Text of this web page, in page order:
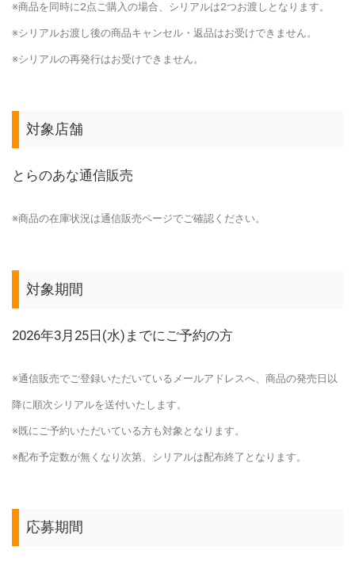
※商品を同時に2点ご購入の場合、シリアルは2つお渡しとなります。
※シリアルお渡し後の商品キャンセル・返品はお受けできません。
※シリアルの再発行はお受けできません。
対象店舗
とらのあな通信販売
※商品の在庫状況は通信販売ページでご確認ください。
対象期間
2026年3月25日(水)までにご予約の方
※通信販売でご登録いただいているメールアドレスへ、商品の発売日以
降に順次シリアルを送付いたします。
※既にご予約いただいている方も対象となります。
※配布予定数が無くなり次第、シリアルは配布終了となります。
応募期間